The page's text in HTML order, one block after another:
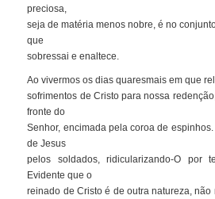
preciosa,
seja de matéria menos nobre, é no
que
sobressai e enaltece.
Ao vivermos os dias quaresmais em que
sofrimentos de Cristo para nossa
fronte do
Senhor, encimada pela coroa de
de Jesus
pelos soldados, ridicularizando-O
Evidente que o
reinado de Cristo é de outra natureza,